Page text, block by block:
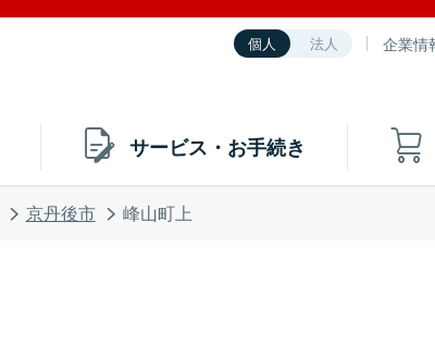
個人 法人 企業情
サービス・お手続き
京丹後市 峰山町上